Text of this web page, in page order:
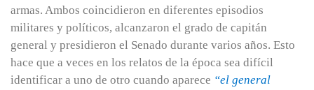
armas. Ambos coincidieron en diferentes episodios
militares y políticos, alcanzaron el grado de capitán
general y presidieron el Senado durante varios años. Esto
hace que a veces en los relatos de la época sea difícil
identificar a uno de otro cuando aparece “el general